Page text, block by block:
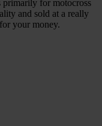
primarily for motocross
and sold at a really
your money.